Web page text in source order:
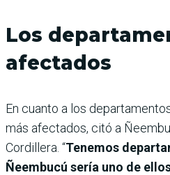
Los
afectados
En cuanto a los
más afectados, citó a
Cordillera. “Tenemos
Ñeembucú sería uno de